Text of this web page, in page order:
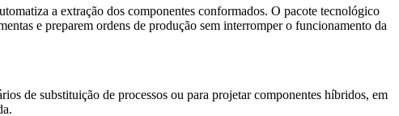
a extração dos componentes conformados. O pacote tecnológico
e preparem ordens de produção sem interromper o funcionamento da
de substituição de processos ou para projetar componentes híbridos, em